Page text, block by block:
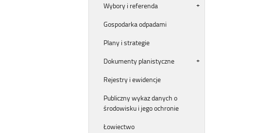
Wybory i referenda
Gospodarka odpadami
Plany i strategie
Dokumenty planistyczne
Rejestry i ewidencje
Publiczny wykaz danych o
środowisku i jego ochronie
Łowiectwo